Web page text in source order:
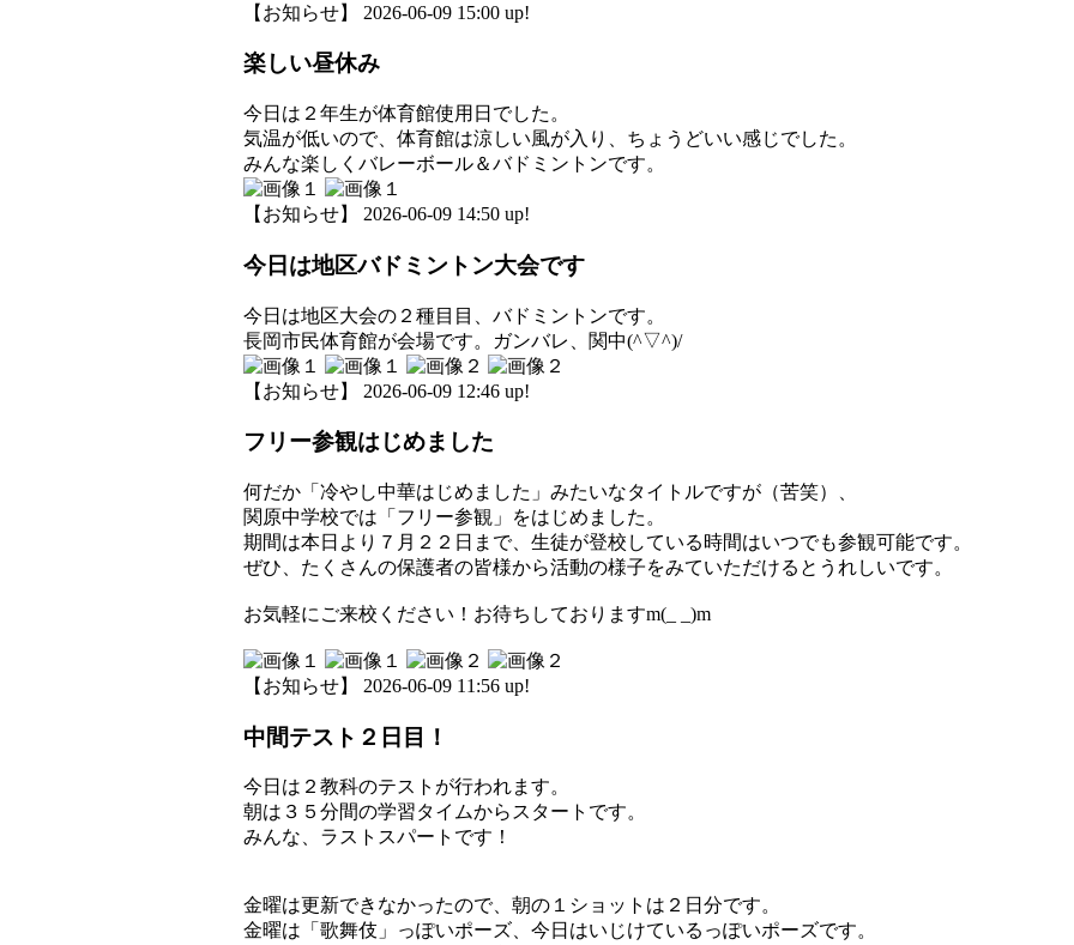
【お知らせ】 2026-06-09 15:00 up!
楽しい昼休み
今日は２年生が体育館使用日でした。
気温が低いので、体育館は涼しい風が入り、ちょうどいい感じでした。
みんな楽しくバレーボール＆バドミントンです。
【お知らせ】 2026-06-09 14:50 up!
今日は地区バドミントン大会です
今日は地区大会の２種目目、バドミントンです。
長岡市民体育館が会場です。ガンバレ、関中(^▽^)/
【お知らせ】 2026-06-09 12:46 up!
フリー参観はじめました
何だか「冷やし中華はじめました」みたいなタイトルですが（苦笑）、
関原中学校では「フリー参観」をはじめました。
期間は本日より７月２２日まで、生徒が登校している時間はいつでも参観可能です。
ぜひ、たくさんの保護者の皆様から活動の様子をみていただけるとうれしいです。
お気軽にご来校ください！お待ちしておりますm(_ _)m
【お知らせ】 2026-06-09 11:56 up!
中間テスト２日目！
今日は２教科のテストが行われます。
朝は３５分間の学習タイムからスタートです。
みんな、ラストスパートです！
金曜は更新できなかったので、朝の１ショットは２日分です。
金曜は「歌舞伎」っぽいポーズ、今日はいじけているっぽいポーズです。